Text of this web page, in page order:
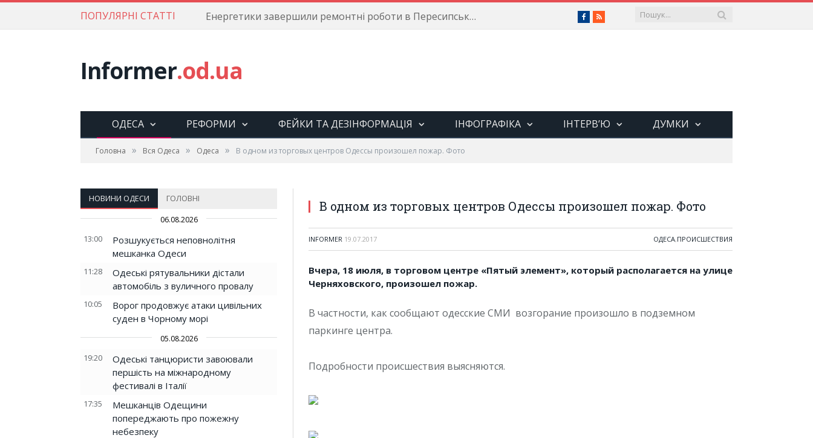
ПОПУЛЯРНІ СТАТТІ Енергетики завершили ремонтні роботи в Пересипському районі Facebook
RSS
Informer.od.ua
ОДЕСА РЕФОРМИ ФЕЙКИ ТА ДЕЗІНФОРМАЦІЯ ІНФОГРАФІКА ІНТЕРВ’Ю ДУМКИ
Головна » Вся Одеса » Одеса » В одном из торговых центров Одессы произошел пожар. Фото
НОВИНИ ОДЕСИ ГОЛОВНІ
06.08.2026
13:00
Розшукується неповнолітня
мешканка Одеси
11:28
Одеські рятувальники дістали
автомобіль з вуличного провалу
10:05
Ворог продовжує атаки цивільних
суден в Чорному морі
05.08.2026
19:20
Одеські танцюристи завоювали
першість на міжнародному
фестивалі в Італії
17:35
Мешканців Одещини
попереджають про пожежну
небезпеку
В одном из торговых центров Одессы произошел пожар. Фото
INFORMER 19.07.2017 ОДЕСА,ПРОИСШЕСТВИЯ
Вчера, 18 июля, в торговом центре «Пятый элемент», который располагается на улице
Черняховского, произошел пожар.
В частности, как сообщают одесские СМИ возгорание произошло в подземном
паркинге центра.
Подробности происшествия выясняются.